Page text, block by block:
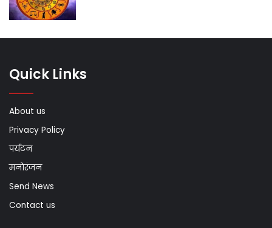
Quick Links
About us
Privacy Policy
पर्यटन
मनोरंजन
Send News
Contact us